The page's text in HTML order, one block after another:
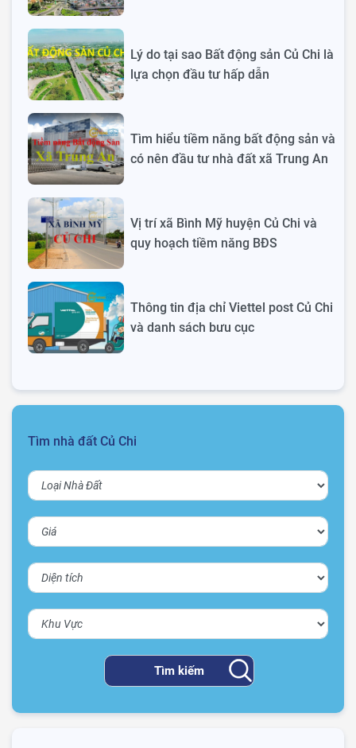
Lý do tại sao Bất động sản Củ Chi là
lựa chọn đầu tư hấp dẫn
Tìm hiểu tiềm năng bất động sản và
có nên đầu tư nhà đất xã Trung An
Vị trí xã Bình Mỹ huyện Củ Chi và
quy hoạch tiềm năng BĐS
Thông tin địa chỉ Viettel post Củ Chi
và danh sách bưu cục
Tìm nhà đất Củ Chi